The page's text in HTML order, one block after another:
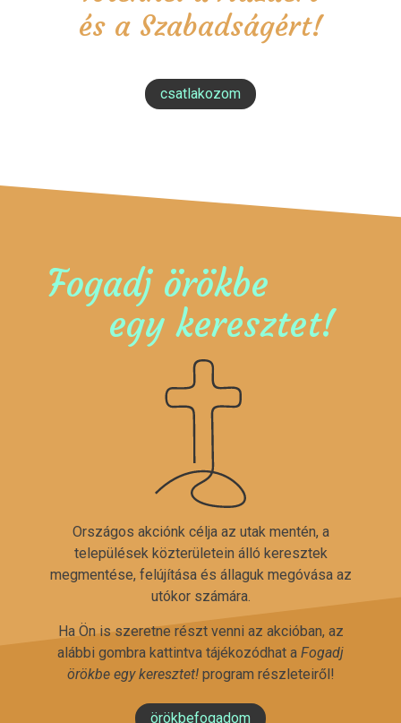
és a Szabadságért!
csatlakozom
Fogadj örökbe
egy keresztet!
Országos akciónk célja az utak mentén, a
települések közterületein álló keresztek
megmentése, felújítása és állaguk megóvása az
utókor számára.
Ha Ön is szeretne részt venni az akcióban, az
alábbi gombra kattintva tájékozódhat a Fogadj
örökbe egy keresztet!program részleteiről!
örökbefogadom